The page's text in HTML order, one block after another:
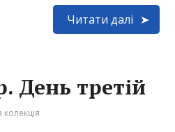
Читати далі
День третій